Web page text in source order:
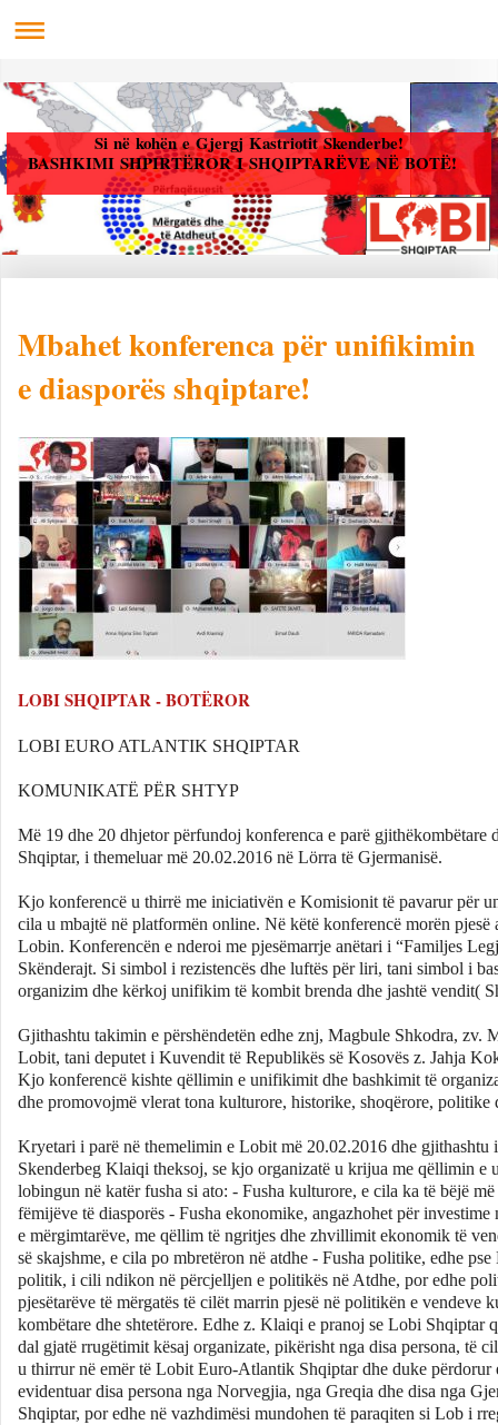
Si në kohën e Gjergj Kastriotit Skenderbe!
BASHKIMI SHPIRTËROR I SHQIPTARËVE NË BOTË!
Mbahet konferenca për unifikimin
e diasporës shqiptare!
LOBI SHQIPTAR - BOTËROR
LOBI EURO ATLANTIK SHQIPTAR
KOMUNIKATË PËR SHTYP
Më 19 dhe 20 dhjetor përfundoj konferenca e parë
Shqiptar, i themeluar më 20.02.2016 në Lörra të Gjermanisë.
Kjo konferencë u thirrë me iniciativën e Komisionit të pavarur për
cila u mbajtë në platformën online. Në këtë konferencë morën
Lobin. Konferencën e nderoi me pjesëmarrje anëtari i “Familjes
Skënderajt. Si simbol i rezistencës dhe luftës për liri, tani simbol i
organizim dhe kërkoj unifikim të kombit brenda dhe jashtë vendit(
Gjithashtu takimin e përshëndetën edhe znj, Magbule Shkodra,
Lobit, tani deputet i Kuvendit të Republikës së Kosovës z. Jahja
Kjo konferencë kishte qëllimin e unifikimit dhe bashkimit të
dhe promovojmë vlerat tona kulturore, historike, shoqërore, politike
Kryetari i parë në themelimin e Lobit më 20.02.2016 dhe
Skenderbeg Klaiqi theksoj, se kjo organizatë u krijua me qëllimin e
lobingun në katër fusha si ato: - Fusha kulturore, e cila ka të bëjë
fëmijëve të diasporës - Fusha ekonomike, angazhohet për
e mërgimtarëve, me qëllim të ngritjes dhe zhvillimit ekonomik të
së skajshme, e cila po mbretëron në atdhe - Fusha politike, edhe
politik, i cili ndikon në përcjelljen e politikës në Atdhe, por edhe
pjesëtarëve të mërgatës të cilët marrin pjesë në politikën e
kombëtare dhe shtetërore. Edhe z. Klaiqi e pranoj se Lobi Shqiptar
dal gjatë rrugëtimit kësaj organizate, pikërisht nga disa persona, të
u thirrur në emër të Lobit Euro-Atlantik Shqiptar dhe duke
evidentuar disa persona nga Norvegjia, nga Greqia dhe disa nga
Shqiptar, por edhe në vazhdimësi mundohen të paraqiten si Lob i